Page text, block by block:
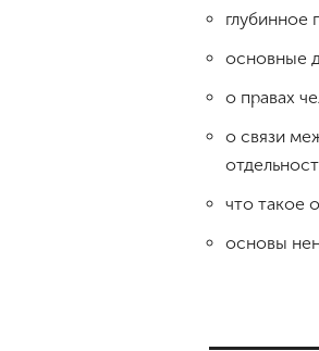
глубинное
основные
о правах
о связи
что такое
основы